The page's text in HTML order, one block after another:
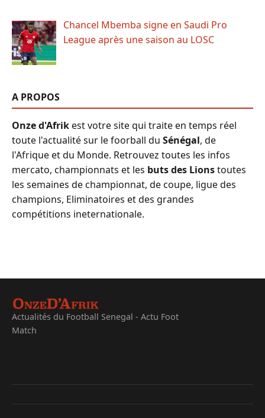
Chancel Mbemba signe en Saudi Pro
League après une saison au LOSC
A PROPOS
Onze d'Afrikest votre site qui traite en temps réel
toute l'actualité sur le foorball du Sénégal, de
l'Afrique et du Monde. Retrouvez toutes les infos
mercato, championnats et les buts des Lionstoutes
les semaines de championnat, de coupe, ligue des
champions, Eliminatoires et des grandes
compétitions ineternationale.
Actualités du Football Senegal - Actu Foot
Match